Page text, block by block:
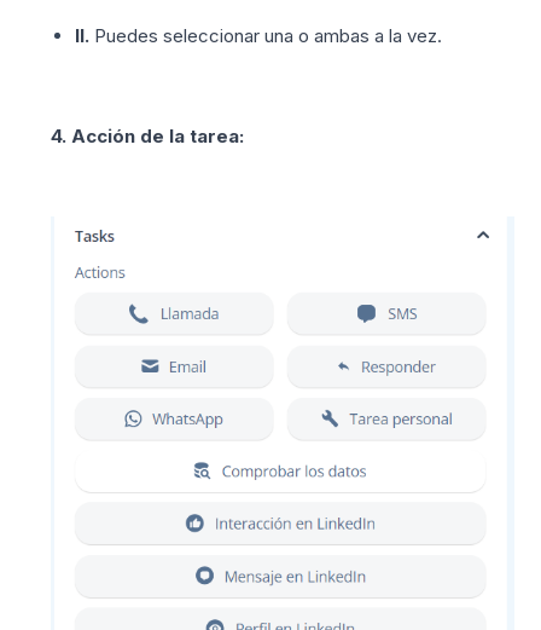
II. Puedes seleccionar una o ambas a la vez.
4. Acción de la tarea: